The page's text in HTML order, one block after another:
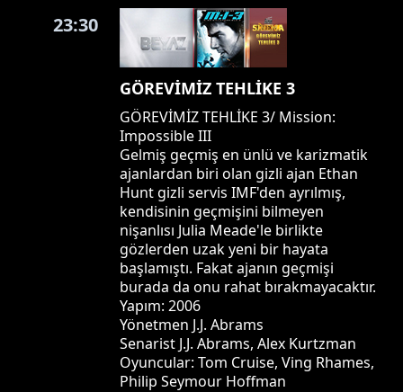
23:30
GÖREVİMİZ TEHLİKE 3
GÖREVİMİZ TEHLİKE 3/ Mission:
Impossible III
Gelmiş geçmiş en ünlü ve karizmatik
ajanlardan biri olan gizli ajan Ethan
Hunt gizli servis IMF'den ayrılmış,
kendisinin geçmişini bilmeyen
nişanlısı Julia Meade'le birlikte
gözlerden uzak yeni bir hayata
başlamıştı. Fakat ajanın geçmişi
burada da onu rahat bırakmayacaktır.
Yapım: 2006
Yönetmen J.J. Abrams
Senarist J.J. Abrams, Alex Kurtzman
Oyuncular: Tom Cruise, Ving Rhames,
Philip Seymour Hoffman